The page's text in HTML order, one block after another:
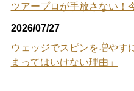
ツアープロが手放さない！
2026/07/27
ウェッジでスピンを増やす
まってはいけない理由」